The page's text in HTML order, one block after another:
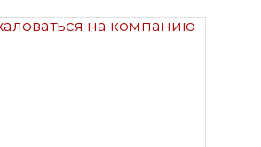
на компанию